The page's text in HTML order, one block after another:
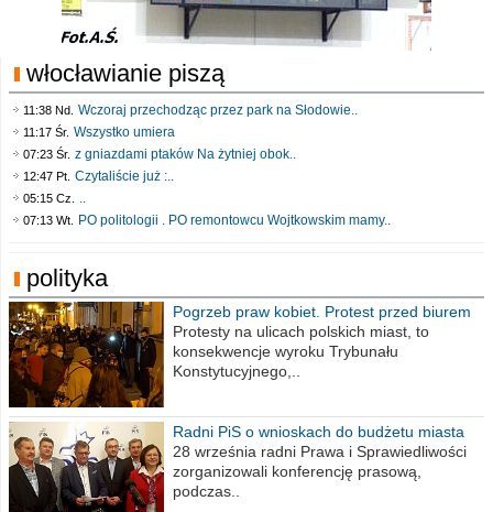
włocławianie piszą
11:38 Nd. Wczoraj przechodząc przez park na Słodowie..
11:17 Śr. Wszystko umiera
07:23 Śr. z gniazdami ptaków Na żytniej obok..
12:47 Pt. Czytaliście już :..
05:15 Cz. ..
07:13 Wt. PO politologii . PO remontowcu Wojtkowskim mamy..
polityka
Pogrzeb praw kobiet. Protest przed biurem
poselskim PiS
Protesty na ulicach polskich miast, to
konsekwencje wyroku Trybunału
Konstytucyjnego,..
Radni PiS o wnioskach do budżetu miasta
na 2021 rok
28 września radni Prawa i Sprawiedliwości
zorganizowali konferencję prasową,
podczas..